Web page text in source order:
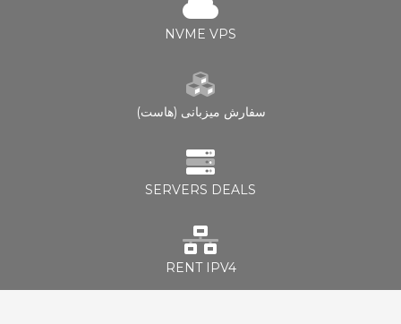
NVME VPS
سفارش میزبانی (هاست)
SERVERS DEALS
RENT IPV4